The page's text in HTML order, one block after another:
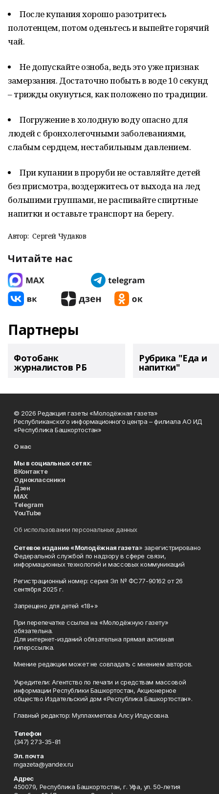
После купания хорошо разотритесь
полотенцем, потом оденьтесь и выпейте горячий
чай.
Не допускайте озноба, ведь это уже признак
замерзания. Достаточно побыть в воде 10 секунд
– трижды окунуться, как положено по традиции.
Погружение в холодную воду опасно для
людей с бронхолегочными заболеваниями,
слабым сердцем, нестабильным давлением.
При купании в проруби не оставляйте детей
без присмотра, воздержитесь от выхода на лед
большими группами, не распивайте спиртные
напитки и оставьте транспорт на берегу.
Автор: Сергей Чудаков
Читайте нас
Партнеры
Фотобанк
журналистов РБ
Рубрика "Еда и
напитки"
© 2026 Редакция газеты «Молодёжная газета»
Республиканского информационного центра – филиала АО ИД
«Республика Башкортостан»
О нас
Мы в социальных сетях:
ВКонтакте
Одноклассники
Дзен
MAX
Telegram
YouTube
Об использовании персональных данных
Сетевое издание «Молодёжная газета» зарегистрировано
Федеральной службой по надзору в сфере связи,
информационных технологий и массовых коммуникаций
Регистрационный номер: серия Эл № ФС77-90162 от 26
сентября 2025 г.
Запрещено для детей «18+»
При перепечатке ссылка на «Молодёжную газету»
обязательна.
Для интернет-изданий обязательна прямая активная
гиперссылка.
Мнение редакции может не совпадать с мнением авторов.
Учредители: Агентство по печати и средствам массовой
информации Республики Башкортостан, Акционерное
общество Издательский дом «Республика Башкортостан».
Главный редактор: Муллахметова Алсу Илдусовна.
Телефон
(347) 273-35-81
Эл. почта
mgazeta@yandex.ru
Адрес
450079, Республика Башкортостан, г. Уфа, ул. 50-летия